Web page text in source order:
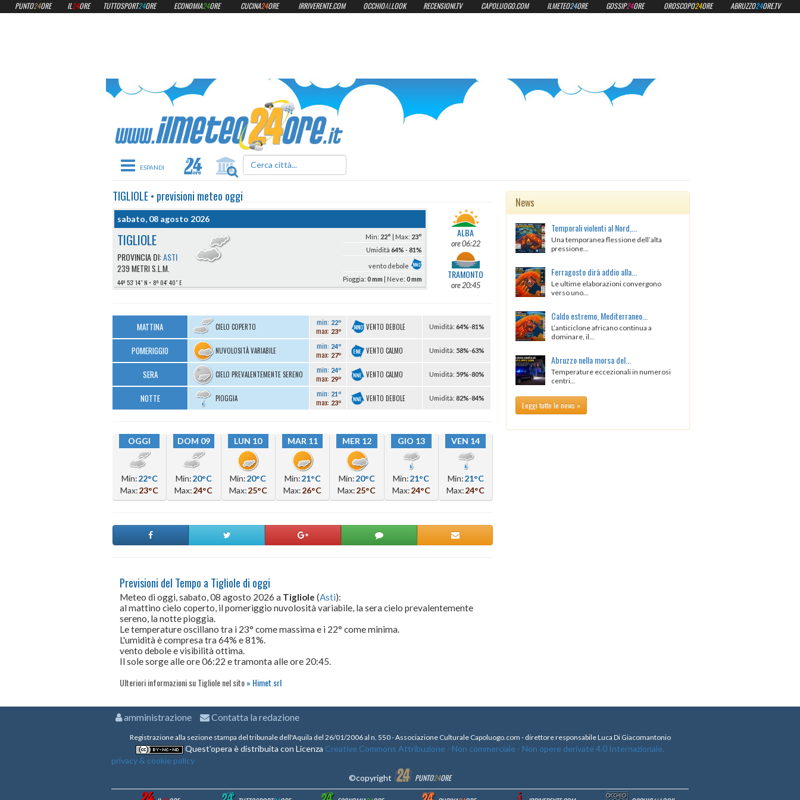
ilmeteo24ore.it
Toggle navigation
TIGLIOLE• previsioni meteo oggi
sabato, 08 agosto 2026
TIGLIOLE
PROVINCIA DI:ASTI
239 METRI S.L.M.
44º 53′ 14″ N 8º 04′ 40″ E
Min: 22° | Max: 23°
Umidità64%-81%
vento debole
Pioggia:0 mm | Neve:0 mm
ALBA
ore 06:22
TRAMONTO
ore 20:45
MATTINA CIELO COPERTO min: 22º
max: 23º VENTO DEBOLE Umidità: 64%-81%
POMERIGGIO NUVOLOSITÀ VARIABILE min: 24º
max: 27º VENTO CALMO Umidità: 58%-63%
SERA CIELO PREVALENTEMENTE SERENO min: 24º
max: 29º VENTO CALMO Umidità: 59%-80%
NOTTE PIOGGIA min: 21º
max: 23º VENTO DEBOLE Umidità: 82%-84%
OGGI
Min:22°C
Max:23°C
DOM 09
Min:20°C
Max:24°C
LUN 10
Min:20°C
Max:25°C
MAR 11
Min:21°C
Max:26°C
MER 12
Min:20°C
Max:25°C
GIO 13
Min:21°C
Max:24°C
VEN 14
Min:21°C
Max:24°C
Previsioni del Tempo a Tigliole di oggi
Meteo di oggi, sabato, 08 agosto 2026 a Tigliole (Asti):
al mattino cielo coperto, il pomeriggio nuvolosità variabile, la sera cielo prevalentemente
sereno, la notte pioggia.
Le temperature oscillano tra i 23° come massima e i 22° come minima.
L'umidità è compresa tra 64% e 81%.
vento debole e visibilità ottima.
Il sole sorge alle ore 06:22 e tramonta alle ore 20:45.
Ulteriori informazioni su Tigliole nel sito Himet srl
News
Temporali violenti al Nord,...
Una temporanea flessione dell’alta
pressione...
Ferragosto dirà addio alla...
Le ultime elaborazioni convergono
verso uno...
Caldo estremo, Mediterraneo...
L’anticiclone africano continua a
dominare, il...
Abruzzo nella morsa del...
Temperature eccezionali in numerosi
centri...
Leggi tutte le news »
PUNTO24ORE IL24ORE TUTTOSPORT24ORE ECONOMIA24ORE CUCINA24ORE IRRIVERENTE.COM OCCHIOALLOOK RECENSIONI.TV CAPOLUOGO.COM ILMETEO24ORE GOSSIP24ORE OROSCOPO24ORE ABRUZZO24ORE.TV
amministrazione Contatta la redazione
Registrazione alla sezione stampa del tribunale dell'Aquila del 26/01/2006 al n. 550 - Associazione Culturale Capoluogo.com - direttore responsabile Luca Di Giacomantonio
Quest'opera è distribuita con Licenza Creative Commons Attribuzione - Non commerciale - Non opere derivate 4.0 Internazionale.
privacy & cookie policy
©copyright
PUNTO24ORE